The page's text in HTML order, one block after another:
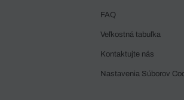
FAQ
Veľkostná tabuľka
Kontaktujte nás
Nastavenia Súborov